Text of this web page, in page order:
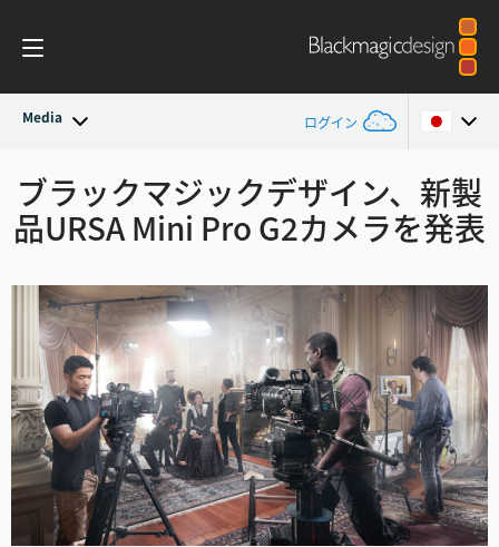
Media ログイン
最新ニュース
ニュースアーカイブ
プレスイメージ
Argentina
Australia
Austria
Brazil
Canada
China
Denmark
Finland
ブラックマジックデザイン、 新製
品URSA Mini Pro G2カメラを発表